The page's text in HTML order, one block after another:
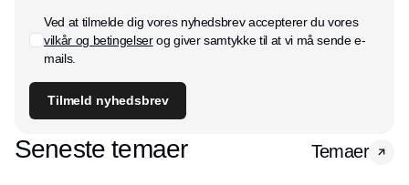
Ved at tilmelde dig vores nyhedsbrev accepterer du vores
vilkår og betingelserog giver samtykke til at vi må sende e-
mails.
Tilmeld nyhedsbrev
Seneste temaer Temaer